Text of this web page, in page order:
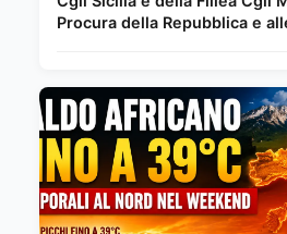
Procura della Repubblica e